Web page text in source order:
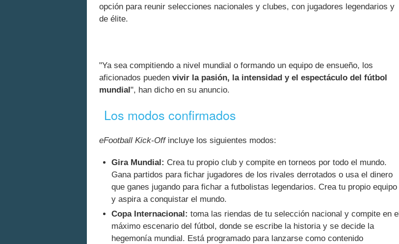
opción para reunir selecciones nacionales y clubes, con jugadores legendarios y
de élite.
"Ya sea compitiendo a nivel mundial o formando un equipo de ensueño, los
aficionados pueden vivir la pasión, la intensidad y el espectáculo del fútbol
mundial ", han dicho en su anuncio.
Los modos confirmados
eFootball Kick-Offincluye los siguientes modos:
Gira Mundial: Crea tu propio club y compite en torneos por todo el mundo.
Gana partidos para fichar jugadores de los rivales derrotados o usa el dinero
que ganes jugando para fichar a futbolistas legendarios. Crea tu propio equipo
y aspira a conquistar el mundo.
Copa Internacional: toma las riendas de tu selección nacional y compite en el
máximo escenario del fútbol, ​​donde se escribe la historia y se decide la
hegemonía mundial. Está programado para lanzarse como contenido